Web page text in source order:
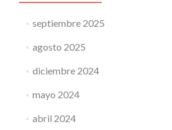
septiembre 2025
agosto 2025
diciembre 2024
mayo 2024
abril 2024